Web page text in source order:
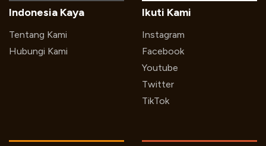
Indonesia Kaya
Tentang Kami
Hubungi Kami
Ikuti Kami
Instagram
Facebook
Youtube
Twitter
TikTok